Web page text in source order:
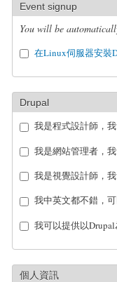
Event signup
You will be
在Linux伺服器安裝
Drupal
我是程式設計師，
我是網站管理者，
我是視覺設計師，
我中英文都不錯，
我可以提供以
個人資訊